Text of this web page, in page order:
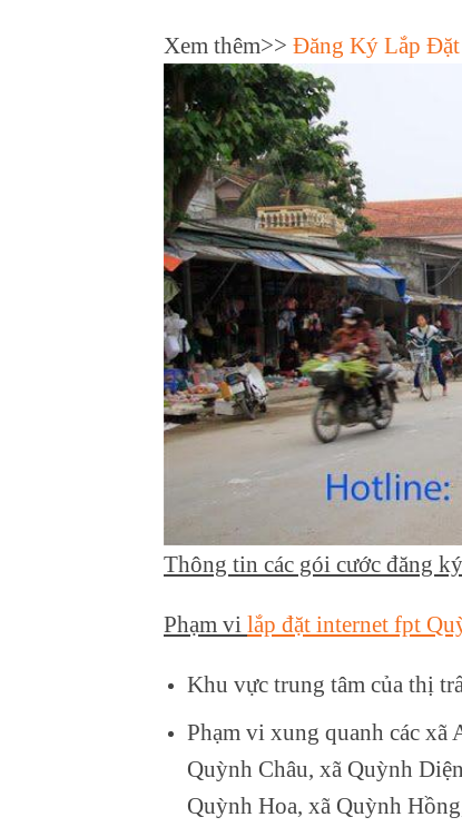
Xem thêm>> Đăng Ký Lắp Đặt
Thông tin các gói cước đăng
Phạm vi lắp đặt internet fpt
Khu vực trung tâm của thị
Phạm vi xung quanh các xã
Quỳnh Châu, xã Quỳnh
Quỳnh Hoa, xã Quỳnh